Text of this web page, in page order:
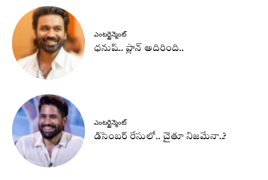
ఎంటర్టైన్మెంట్
ధనుష్‌.. ప్లాన్ అదిరింది..
ఎంటర్టైన్మెంట్
డిసెంబర్ రేసులో.. చైతూ నిజమేనా..?